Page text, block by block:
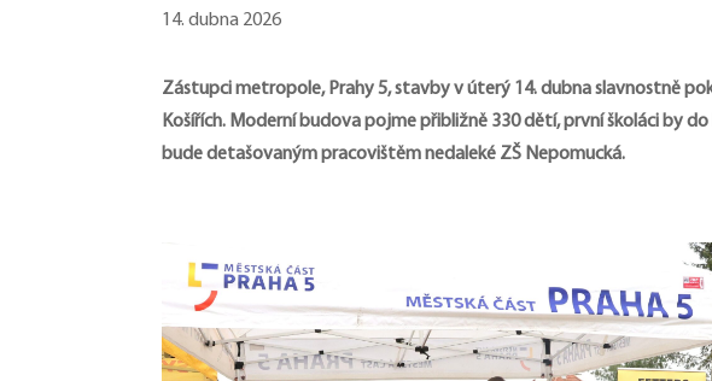
14. dubna 2026
Zástupci metropole, Prahy 5, stavby v úterý 14. dubna slavnostně
Košířích. Moderní budova pojme přibližně 330 dětí, první školáci by
bude detašovaným pracovištěm nedaleké ZŠ Nepomucká.